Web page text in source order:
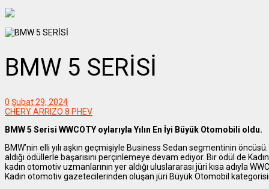
BMW 5 SERİSİ
0 Şubat 29, 2024
CHERY ARRIZO 8 PHEV
BMW 5 Serisi WWCOTY oylarıyla Yılın En İyi Büyük Otomobili oldu.
BMW’nin elli yılı aşkın geçmişiyle Business Sedan segmentinin
aldığı ödüllerle başarısını perçinlemeye devam ediyor. Bir ödül de
kadın otomotiv uzmanlarının yer aldığı uluslararası jüri kısa adıyla
Kadın otomotiv gazetecilerinden oluşan jüri Büyük Otomobil